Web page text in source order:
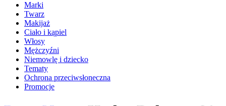
Marki
Twarz
Makijaż
Ciało i kąpiel
Włosy
Mężczyźni
Niemowlę i dziecko
Tematy
Ochrona przeciwsłoneczna
Promocje